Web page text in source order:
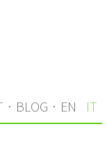
· BLOG · EN IT